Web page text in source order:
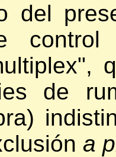
del
control
de
a